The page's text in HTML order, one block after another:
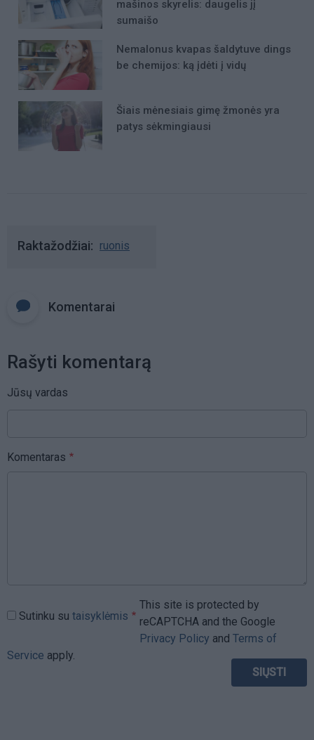
mašinos skyrelis: daugelis jį
sumaišo
Nemalonus kvapas šaldytuve dings
be chemijos: ką įdėti į vidų
Šiais mėnesiais gimę žmonės yra
patys sėkmingiausi
Raktažodžiai ruonis
Komentarai
Rašyti komentarą
Jūsų vardas
Komentaras
Sutinku su taisyklėmis
This site is protected by
reCAPTCHA and the Google
Privacy Policy and Terms of
Service apply.